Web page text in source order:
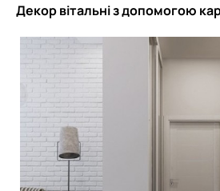
Декор вітальні з допомогою